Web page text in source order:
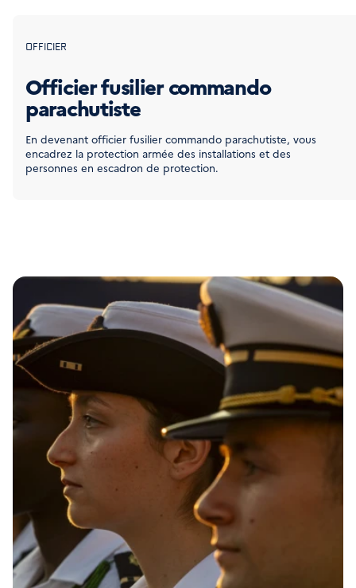
OFFICIER
Officier fusilier commando
parachutiste
En devenant officier fusilier commando parachutiste, vous
encadrez la protection armée des installations et des
personnes en escadron de protection.